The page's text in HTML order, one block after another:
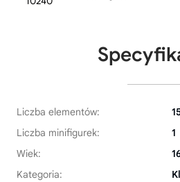
Liczba elementów:
Liczba minifigurek:
1
Wiek:
Kategoria: